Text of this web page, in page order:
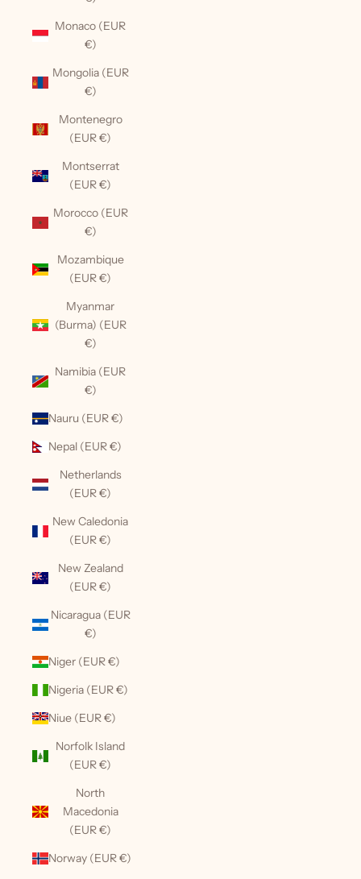
Monaco (EUR
€)
Mongolia (EUR
€)
Montenegro
(EUR €)
Montserrat
(EUR €)
Morocco (EUR
€)
Mozambique
(EUR €)
Myanmar
(Burma) (EUR
€)
Namibia (EUR
€)
Nauru (EUR €)
Nepal (EUR €)
Netherlands
(EUR €)
New Caledonia
(EUR €)
New Zealand
(EUR €)
Nicaragua (EUR
€)
Niger (EUR €)
Nigeria (EUR €)
Niue (EUR €)
Norfolk Island
(EUR €)
North
Macedonia
(EUR €)
Norway (EUR €)